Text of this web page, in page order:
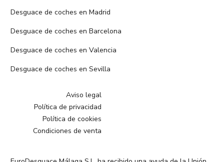
Desguace de coches en Madrid
Desguace de coches en Barcelona
Desguace de coches en Valencia
Desguace de coches en Sevilla
Aviso legal
Política de privacidad
Política de cookies
Condiciones de venta